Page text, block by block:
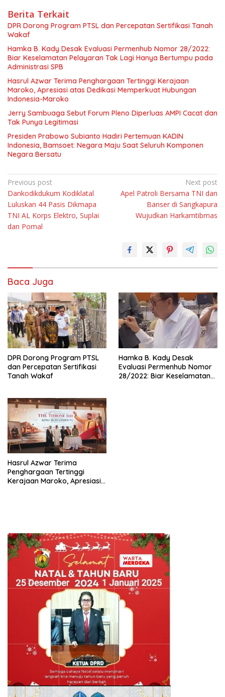
Berita Terkait
DPR Dorong Program PTSL dan Percepatan Sertifikasi Tanah
Wakaf
Hamka B. Kady Desak Evaluasi Permenhub Nomor 28/2022:
Biar Keselamatan Pelayaran Tak Lagi Hanya Bertumpu pada
Administrasi SPB
Hasrul Azwar Terima Penghargaan Tertinggi Kerajaan
Maroko, Apresiasi atas Dedikasi Memperkuat Hubungan
Indonesia-Maroko
Jerry Sambuaga Sebut Forum Pleno Diperluas AMPI Cacat dan
Tak Punya Legitimasi
Presiden Prabowo Subianto Hadiri Pertemuan KADIN
Indonesia, Bamsoet: Negara Maju Saat Seluruh Komponen
Negara Bersatu
Navigasi
pos
Previous post
Dankodikdukum Kodiklatal
Luluskan 44 Pasis Dikmapa
TNI AL Korps Elektro, Suplai
dan Pomal
Next post
Apel Patroli Bersama TNI dan
Banser di Sangkapura
Wujudkan Harkamtibmas
Baca Juga
DPR Dorong Program PTSL
dan Percepatan Sertifikasi
Tanah Wakaf
Hamka B. Kady Desak
Evaluasi Permenhub Nomor
28/2022: Biar Keselamatan
Hasrul Azwar Terima
Penghargaan Tertinggi
Kerajaan Maroko, Apresiasi